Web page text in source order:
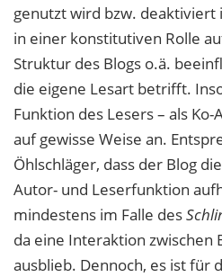
genutzt wird bzw.
in einer konstitutiven Rolle
Struktur des Blogs o.ä.
die eigene Lesart betrifft.
Funktion des Lesers – als
auf gewisse Weise an.
Öhlschläger, dass der Blog
Autor- und Leserfunktion
mindestens im Falle des
da eine Interaktion zwischen
ausblieb. Dennoch, es ist für